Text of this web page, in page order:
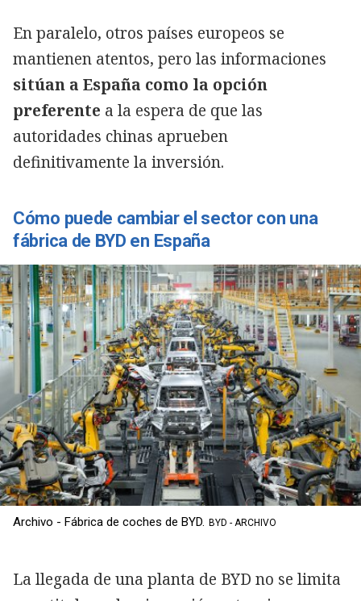
En paralelo, otros países europeos se
mantienen atentos, pero las informaciones
sitúan a España como la opción
preferente a la espera de que las
autoridades chinas aprueben
definitivamente la inversión.
Cómo puede cambiar el sector con una
fábrica de BYD en España
Archivo - Fábrica de coches de BYD. BYD - ARCHIVO
La llegada de una planta de BYD no se limita